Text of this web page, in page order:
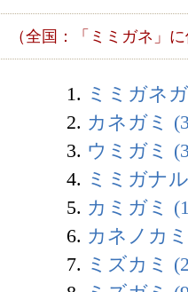
（全国：「ミミガネ」に
1. ミミガネ
2. カネガミ
3. ウミガミ
4. ミミガナ
5. カミガミ
6. カネノカ
7. ミズカミ